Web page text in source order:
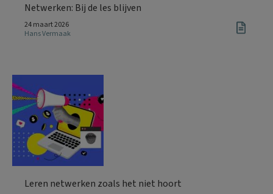
Netwerken: Bij de les blijven
24 maart 2026
Hans Vermaak
Leren netwerken zoals het niet hoort